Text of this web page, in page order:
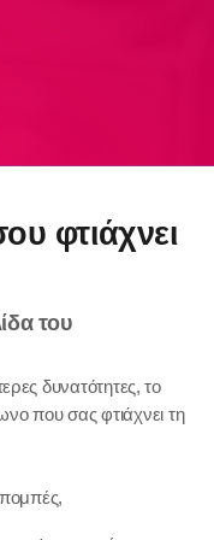
φτιάχνει
του
δυνατότητες, το
που σας φτιάχνει τη